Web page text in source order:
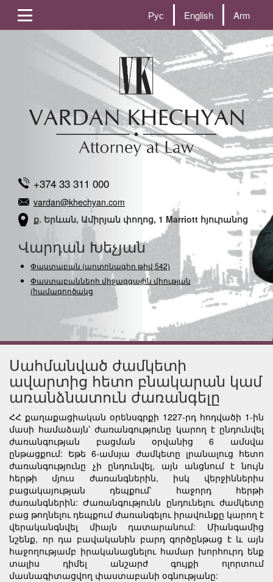
Рус English Arm
+374 33 311 000
vardan@khechyan.com
ք. Երևան, Ամիրյան փողոց, 1 Marriott հյուրանոց
Վարդան Խեչյան
Փաստաբան (արտոնագիր թիվ 542)
Փաստաբանների միջազգային միության
(համագործակցությա
Սահմանված ժամկետի
ավարտից հետո բնակարան կամ
առանձնատուն ժառանգելը
ՀՀ քաղաքացիական օրենսգրքի 1227-րդ հոդվածի 1-ին
մասի համաձայն՝ ժառանգությունը կարող է ընդունվել
ժառանգության բացման օրվանից 6 ամսվա
ընթացքում: Եթե 6-ամսյա ժամկետը լրանալուց հետո
ժառանգությունը չի ընդունվել, այն անցնում է նույն
հերթի մյուս ժառանգներին, իսկ վերջիններիս
բացակայության դեպքում՝ հաջորդ հերթի
ժառանգներին: Ժառանգությունն ընդունելու ժամկետը
բաց թողնելու դեպքում ժառանգելու իրավունքը կարող է
վերականգնվել միայն դատարանում: Միանգամից
նշենք, որ դա բավականին բարդ գործընթաց է և այն
հաջողությամբ իրականացնելու համար խորհուրդ ենք
տալիս դիմել անշարժ գույքի ոլորտում
մասնագիտացվող փաստաբանի օգնությանը: